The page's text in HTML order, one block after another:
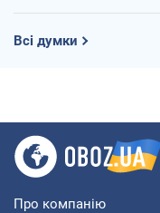
Всі думки
Про компанію